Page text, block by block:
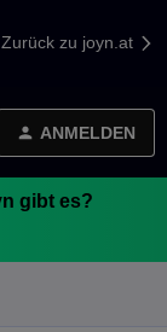
Zurück zu joyn.at
ANMELDEN
gibt es?